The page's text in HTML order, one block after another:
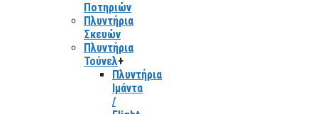
Ποτηριών
Πλυντήρια
Σκευών
Πλυντήρια
Τούνελ+
Πλυντήρια
Ιμάντα
/